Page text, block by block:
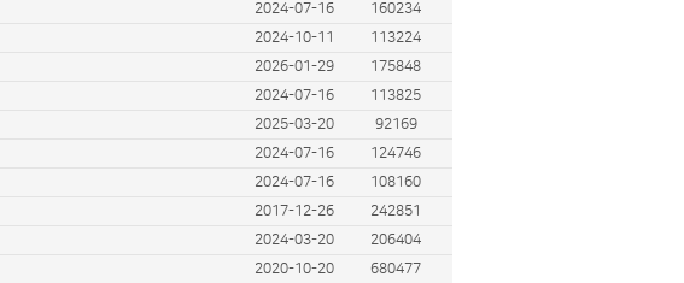
2024-07-16
160234
2024-10-11
113224
2026-01-29
175848
2024-07-16
113825
2025-03-20
92169
2024-07-16
124746
2024-07-16
108160
2017-12-26
242851
2024-03-20
206404
2020-10-20
680477